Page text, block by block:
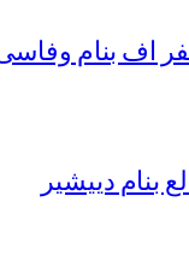
اف بنام
بنام دییشیر